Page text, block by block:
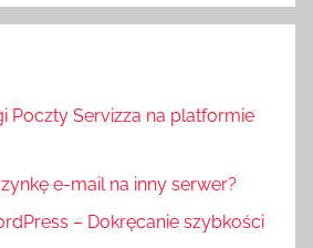
Poczty Servizza na platformie
e-mail na inny serwer?
– Dokręcanie szybkości